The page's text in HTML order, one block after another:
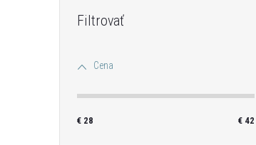
Cena
€ 28 € 42